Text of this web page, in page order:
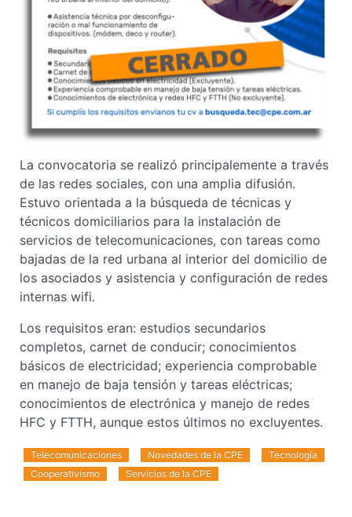
La convocatoria se realizó principalemente a través
de las redes sociales, con una amplia difusión.
Estuvo orientada a la búsqueda de técnicas y
técnicos domiciliarios para la instalación de
servicios de telecomunicaciones, con tareas como
bajadas de la red urbana al interior del domicilio de
los asociados y asistencia y configuración de redes
internas wifi.
Los requisitos eran: estudios secundarios
completos, carnet de conducir; conocimientos
básicos de electricidad; experiencia comprobable
en manejo de baja tensión y tareas eléctricas;
conocimientos de electrónica y manejo de redes
HFC y FTTH, aunque estos últimos no excluyentes.
Telecomunicaciones Novedades de la CPE
Tecnología
Cooperativismo
Servicios de la CPE